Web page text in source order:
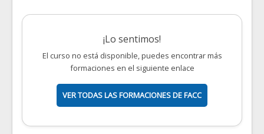
¡Lo sentimos!
El curso no está disponible, puedes encontrar más
formaciones en el siguiente enlace
VER TODAS LAS FORMACIONES DE FACC